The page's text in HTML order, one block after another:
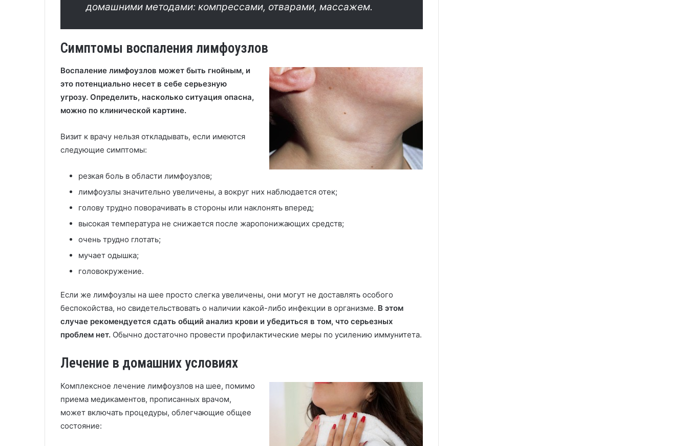
домашними методами: компрессами, отварами, массажем.
Симптомы воспаления лимфоузлов
Воспаление лимфоузлов может быть гнойным, и
это потенциально несет в себе серьезную
угрозу. Определить, насколько ситуация опасна,
можно по клинической картине.
Визит к врачу нельзя откладывать, если имеются
следующие симптомы:
резкая боль в области лимфоузлов;
лимфоузлы значительно увеличены, а вокруг них наблюдается отек;
голову трудно поворачивать в стороны или наклонять вперед;
высокая температура не снижается после жаропонижающих средств;
очень трудно глотать;
мучает одышка;
головокружение.
Если же лимфоузлы на шее просто слегка увеличены, они могут не доставлять особого
беспокойства, но свидетельствовать о наличии какой-либо инфекции в организме. В этом
случае рекомендуется сдать общий анализ крови и убедиться в том, что серьезных
проблем нет. Обычно достаточно провести профилактические меры по усилению иммунитета.
Лечение в домашних условиях
Комплексное лечение лимфоузлов на шее, помимо
приема медикаментов, прописанных врачом,
может включать процедуры, облегчающие общее
состояние: